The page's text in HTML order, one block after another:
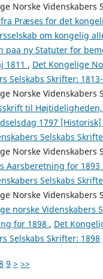
Norske Videnskabers
Præses for det
om kongelig
paa ny Statuter for
1811 , Det Kongelige
Selskabs Skrifter:
Norske Videnskabers
til
1797 [Historisk]
Selskabs
Norske Videnskabers
Aarsberetning for 1893
Selskabs
Norske Videnskabers
norske Videnskabers
for 1898 , Det
Selskabs Skrifter: 1898
9 > >>